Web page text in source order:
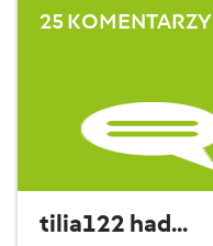
25 KOMENTARZY
tilia122 had...